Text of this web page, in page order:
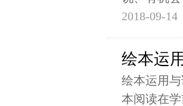
2018-09-14
绘本运
绘本运用
本阅读在